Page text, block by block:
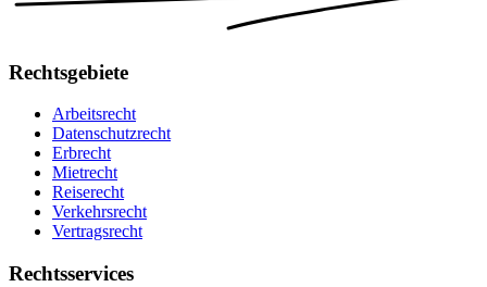
Rechtsgebiete
Arbeitsrecht
Datenschutzrecht
Erbrecht
Mietrecht
Reiserecht
Verkehrsrecht
Vertragsrecht
Rechtsservices